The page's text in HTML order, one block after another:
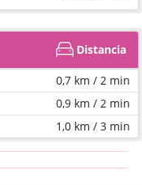
Distancia
0,7 km / 2 min
0,9 km / 2 min
1,0 km / 3 min